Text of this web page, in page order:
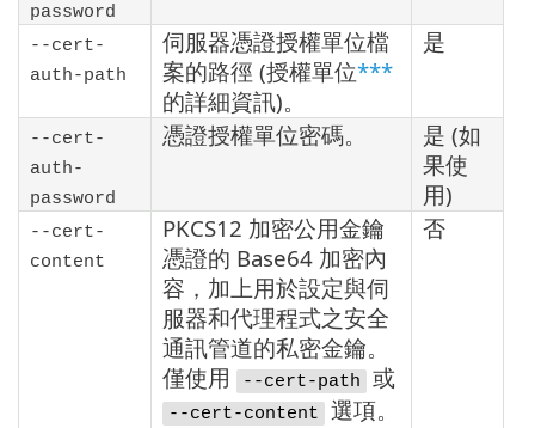
password
--cert-
auth-path
伺服器憑證授權單位檔
案的路徑 (授權單位***
的詳細資訊)。
是
--cert-
auth-
password
憑證授權單位密碼。
是 (如
果使
用)
--cert-
content
PKCS12 加密公用金鑰
憑證的 Base64 加密內
容，加上用於設定與伺
服器和代理程式之安全
通訊管道的私密金鑰。
僅使用
--cert-path 或
--cert-content 選項。
否